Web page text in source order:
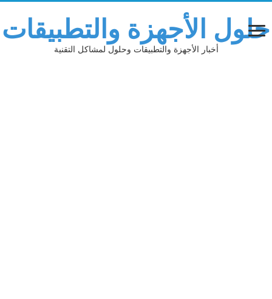
حلول الأجهزة والتطبيقات
أخبار الأجهزة والتطبيقات وحلول لمشاكل التقنية